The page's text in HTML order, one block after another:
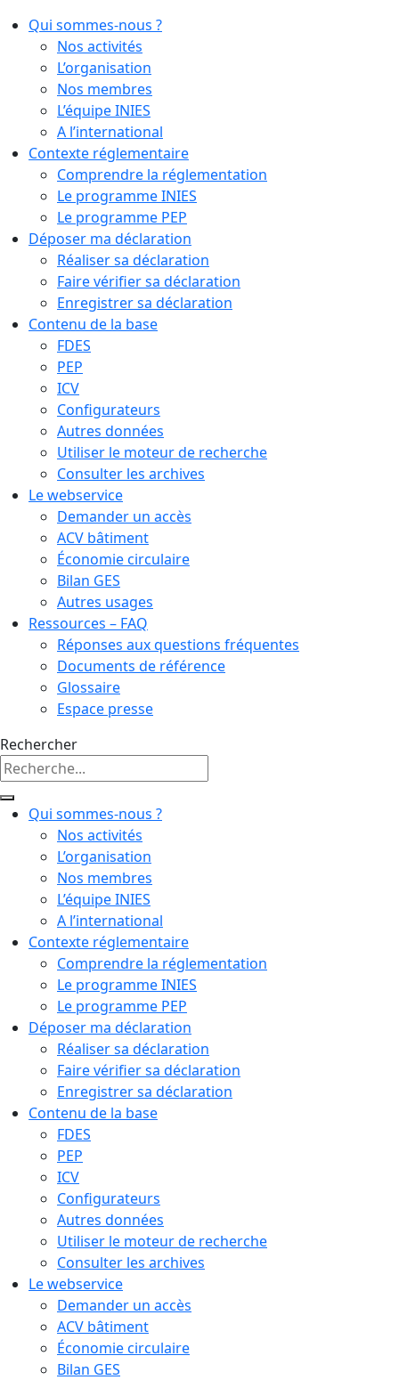
Qui sommes-nous ?
Nos activités
L’organisation
Nos membres
L’équipe INIES
A l’international
Contexte réglementaire
Comprendre la réglementation
Le programme INIES
Le programme PEP
Déposer ma déclaration
Réaliser sa déclaration
Faire vérifier sa déclaration
Enregistrer sa déclaration
Contenu de la base
FDES
PEP
ICV
Configurateurs
Autres données
Utiliser le moteur de recherche
Consulter les archives
Le webservice
Demander un accès
ACV bâtiment
Économie circulaire
Bilan GES
Autres usages
Ressources – FAQ
Réponses aux questions fréquentes
Documents de référence
Glossaire
Espace presse
Rechercher
Qui sommes-nous ?
Nos activités
L’organisation
Nos membres
L’équipe INIES
A l’international
Contexte réglementaire
Comprendre la réglementation
Le programme INIES
Le programme PEP
Déposer ma déclaration
Réaliser sa déclaration
Faire vérifier sa déclaration
Enregistrer sa déclaration
Contenu de la base
FDES
PEP
ICV
Configurateurs
Autres données
Utiliser le moteur de recherche
Consulter les archives
Le webservice
Demander un accès
ACV bâtiment
Économie circulaire
Bilan GES